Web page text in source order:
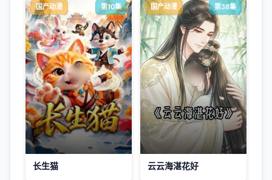
国产动漫 第10集
长生猫
国产动漫 第38集
云云海湛花好